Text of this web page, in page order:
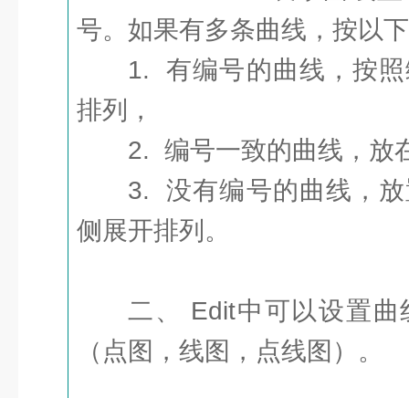
号。如果有多条曲线，按以
1. 有编号的曲线，按
排列，
2. 编号一致的曲线，放
3. 没有编号的曲线，
侧展开排列。
二、 Edit中可以设置
（点图，线图，点线图）。